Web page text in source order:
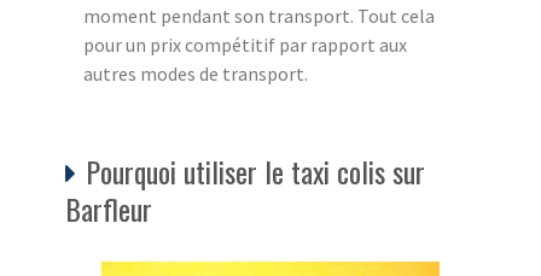
moment pendant son transport. Tout cela
pour un prix compétitif par rapport aux
autres modes de transport.
Pourquoi utiliser le taxi colis sur
Barfleur